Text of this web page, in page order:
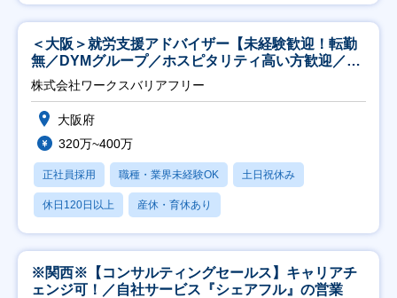
＜大阪＞就労支援アドバイザー【未経験歓迎！転勤
無／DYMグループ／ホスピタリティ高い方歓迎／土
日祝】
株式会社ワークスバリアフリー
大阪府
320万~400万
正社員採用 職種・業界未経験OK 土日祝休み
休日120日以上 産休・育休あり
※関西※【コンサルティングセールス】キャリアチ
ェンジ可！／自社サービス『シェアフル』の営業